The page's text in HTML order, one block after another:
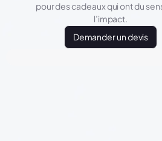
pour des cadeaux qui ont du
l’impact.
Demander un devis